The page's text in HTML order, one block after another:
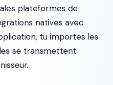
plateformes de
natives avec
tu importes les
se transmettent